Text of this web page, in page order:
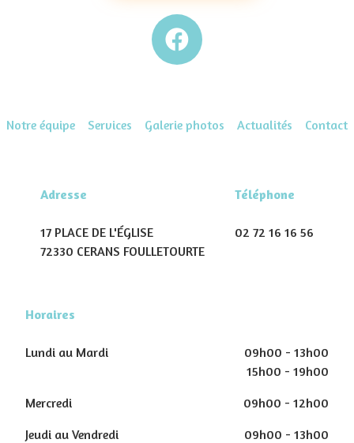
Notre équipe Services Galerie photos Actualités Contact
Adresse
17 PLACE DE L'ÉGLISE
72330 CERANS FOULLETOURTE
Téléphone
02 72 16 16 56
Horaires
Lundi au Mardi
09h00 - 13h00
15h00 - 19h00
Mercredi
09h00 - 12h00
Jeudi au Vendredi
09h00 - 13h00